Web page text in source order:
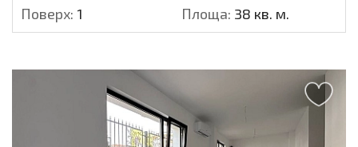
Поверх: 1 Площа: 38 кв. м.